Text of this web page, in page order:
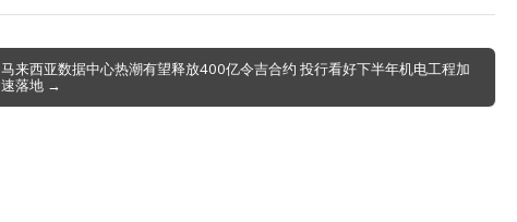
马来西亚数据中心热潮有望释放400亿令吉合约 投行看好下半年机电工程加
速落地 →